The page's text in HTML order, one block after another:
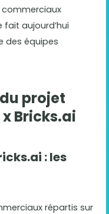
fait aujourd’hui
des équipes
projet
Bricks.ai
: les
répartis sur